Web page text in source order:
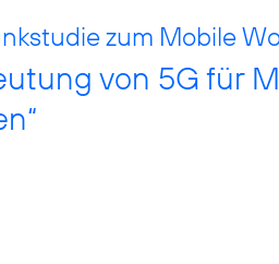
zum Mobile
von 5G für